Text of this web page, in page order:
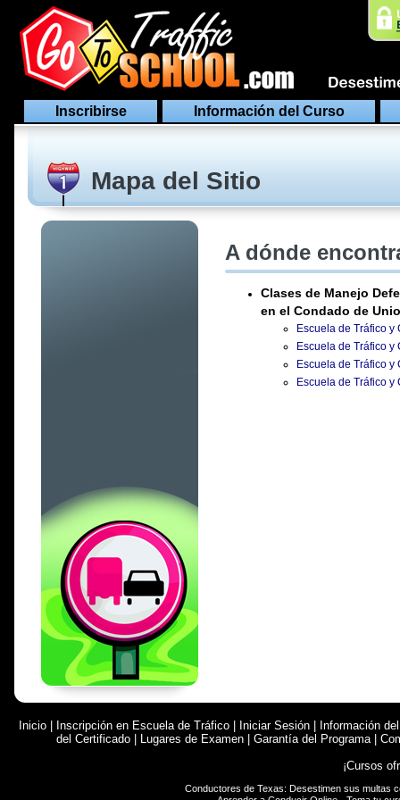
Inscribirse Información del Curso
Mapa del Sitio
A dónde
Clases de Manejo
en el Condado de
Escuela de Tráfico
Escuela de Tráfico
Escuela de Tráfico
Escuela de Tráfico
Inicio Inscripción en Escuela de Tráfico Iniciar Sesión
Información
del Certificado
Lugares de Examen Garantía del Programa|
¡Cursos
Conductores de Texas: Desestimen sus multas